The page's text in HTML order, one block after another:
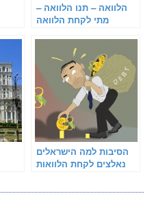
הלוואה – תנו הלוואה –
מתי לקחת הלוואה
הסיבות למה הישראלים
נאלצים לקחת הלוואות